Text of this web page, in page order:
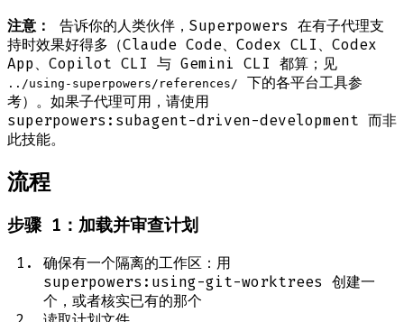
注意：
告诉你的人类伙伴，Superpowers 在有子代理支
持时效果好得多（Claude Code、Codex CLI、Codex
App、Copilot CLI 与 Gemini CLI 都算；见
../using-superpowers/references/
下的各平台工具参
考）。如果子代理可用，请使用
superpowers:subagent-driven-development 而非
此技能。
流程
步骤 1：加载并审查计划
确保有一个隔离的工作区：用
superpowers:using-git-worktrees 创建一
个，或者核实已有的那个